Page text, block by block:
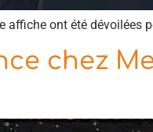
affiche ont été dévoilées
chez